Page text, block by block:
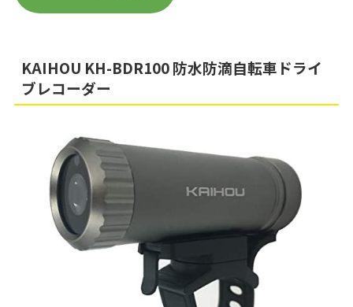
KAIHOU KH-BDR100 防水防滴自転車ドライ
ブレコーダー